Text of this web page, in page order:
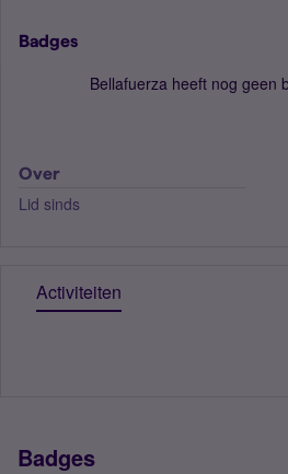
Badges
Bellafuerza heeft nog geen
Over
Lid sinds
Activiteiten
Badges